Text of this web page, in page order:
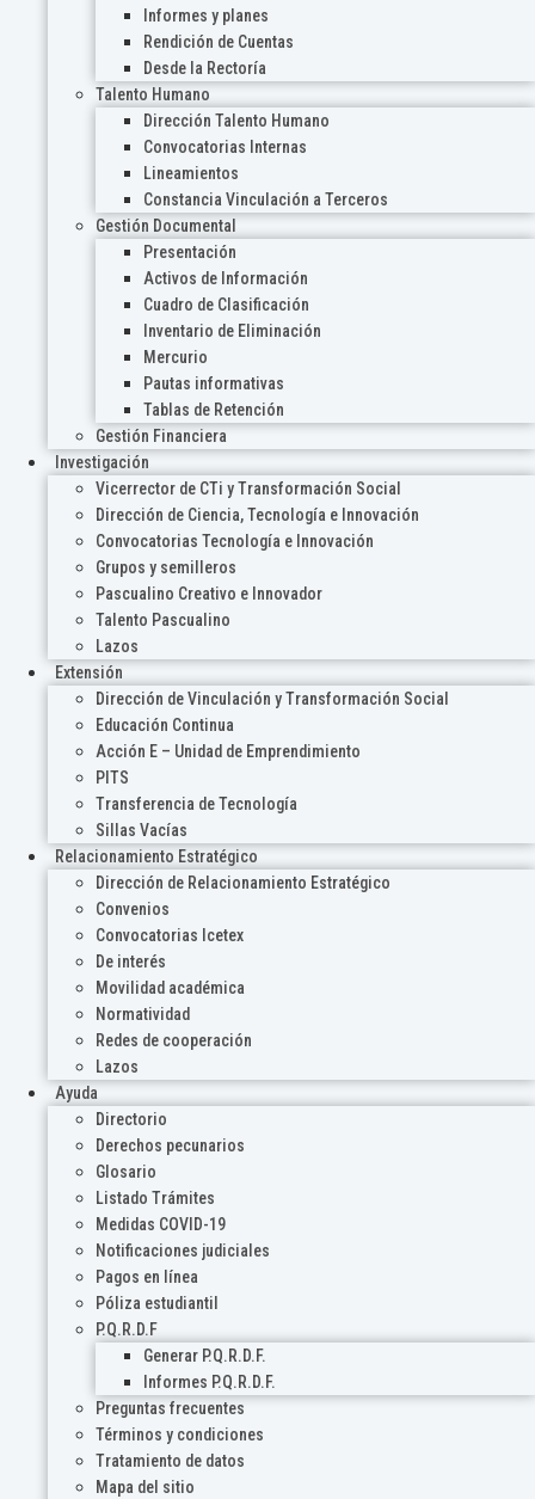
Informes y planes
Rendición de Cuentas
Desde la Rectoría
Talento Humano
Dirección Talento Humano
Convocatorias Internas
Lineamientos
Constancia Vinculación a Terceros
Gestión Documental
Presentación
Activos de Información
Cuadro de Clasificación
Inventario de Eliminación
Mercurio
Pautas informativas
Tablas de Retención
Gestión Financiera
Investigación
Vicerrector de CTi y Transformación Social
Dirección de Ciencia, Tecnología e Innovación
Convocatorias Tecnología e Innovación
Grupos y semilleros
Pascualino Creativo e Innovador
Talento Pascualino
Lazos
Extensión
Dirección de Vinculación y Transformación Social
Educación Continua
Acción E – Unidad de Emprendimiento
PITS
Transferencia de Tecnología
Sillas Vacías
Relacionamiento Estratégico
Dirección de Relacionamiento Estratégico
Convenios
Convocatorias Icetex
De interés
Movilidad académica
Normatividad
Redes de cooperación
Lazos
Ayuda
Directorio
Derechos pecunarios
Glosario
Listado Trámites
Medidas COVID-19
Notificaciones judiciales
Pagos en línea
Póliza estudiantil
P.Q.R.D.F
Generar P.Q.R.D.F.
Informes P.Q.R.D.F.
Preguntas frecuentes
Términos y condiciones
Tratamiento de datos
Mapa del sitio